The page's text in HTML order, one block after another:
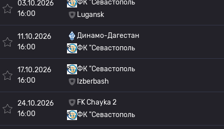
03.10.2026
16:00
ФК "Севастополь
Lugansk
11.10.2026
16:00
Динамо-Дагестан
ФК "Севастополь
17.10.2026
16:00
ФК "Севастополь
Izberbash
24.10.2026
16:00
FK Chayka 2
ФК "Севастополь